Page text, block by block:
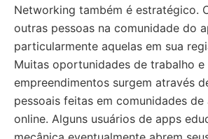
Networking também é estratégico.
outras pessoas na comunidade do
particularmente aquelas em sua
Muitas oportunidades de trabalho e
empreendimentos surgem através
pessoais feitas em comunidades
online. Alguns usuários de apps